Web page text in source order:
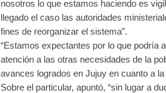
nosotros lo que estamos haciendo es
llegado el caso las autoridades
fines de reorganizar el sistema”.
“Estamos expectantes por lo que podría
atención a las otras necesidades de la
avances logrados en Jujuy en cuanto a
Sobre el particular, apuntó, “sin lugar a